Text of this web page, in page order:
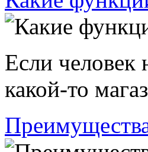
Если человек
какой-то